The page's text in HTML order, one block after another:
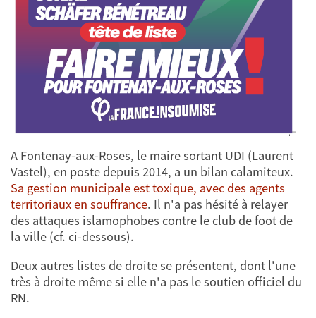
A Fontenay-aux-Roses, le maire sortant UDI (Laurent
Vastel), en poste depuis 2014, a un bilan calamiteux.
Sa gestion municipale est toxique, avec des agents
territoriaux en souffrance. Il n'a pas hésité à relayer
des attaques islamophobes contre le club de foot de
la ville (cf. ci-dessous).
Deux autres listes de droite se présentent, dont l'une
très à droite même si elle n'a pas le soutien officiel du
RN.